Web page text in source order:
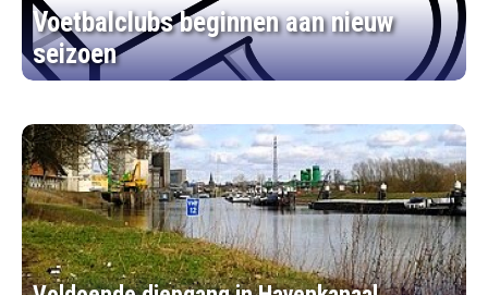
Voetbalclubs beginnen aan nieuw
seizoen